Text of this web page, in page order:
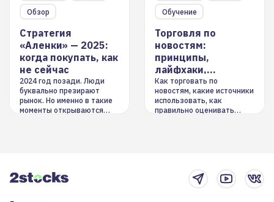
Обзор
Стратегия
«Аленки» — 2025:
когда покупать, как
не сейчас
2024 год позади. Люди
буквально презирают
рынок. Но именно в такие
моменты открываются
Обучение
Торговля по
новостям:
принципы,
лайфхаки,
инструменты
Как торговать по
новостям, какие источники
использовать, как
правильно оценивать